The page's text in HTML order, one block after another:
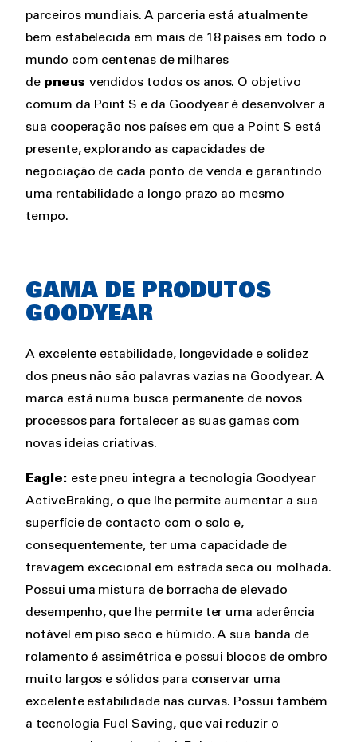
parceiros mundiais. A parceria está atualmente
bem estabelecida em mais de 18 países em todo o
mundo com centenas de milhares
de pneus vendidos todos os anos. O objetivo
comum da Point S e da Goodyear é desenvolver a
sua cooperação nos países em que a Point S está
presente, explorando as capacidades de
negociação de cada ponto de venda e garantindo
uma rentabilidade a longo prazo ao mesmo
tempo.
GAMA DE PRODUTOS
GOODYEAR
A excelente estabilidade, longevidade e solidez
dos pneus não são palavras vazias na Goodyear. A
marca está numa busca permanente de novos
processos para fortalecer as suas gamas com
novas ideias criativas.
Eagle: este pneu integra a tecnologia Goodyear
ActiveBraking, o que lhe permite aumentar a sua
superfície de contacto com o solo e,
consequentemente, ter uma capacidade de
travagem excecional em estrada seca ou molhada.
Possui uma mistura de borracha de elevado
desempenho, que lhe permite ter uma aderência
notável em piso seco e húmido. A sua banda de
rolamento é assimétrica e possui blocos de ombro
muito largos e sólidos para conservar uma
excelente estabilidade nas curvas. Possui também
a tecnologia Fuel Saving, que vai reduzir o